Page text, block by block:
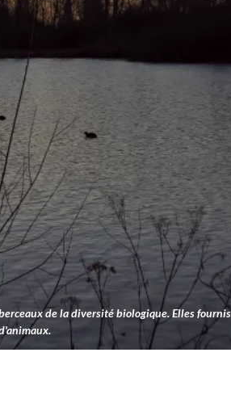
de la diversité biologique. Elles